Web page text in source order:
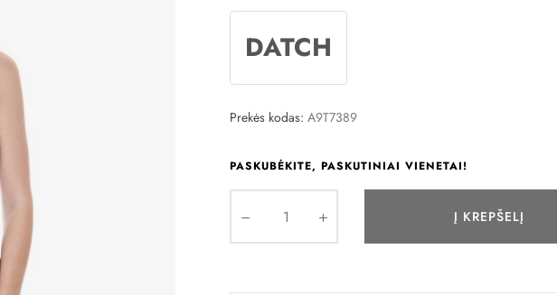
DATCH
Prekės kodas: A9T7389
PASKUBĖKITE, PASKUTINIAI VIENETAI!
Į KREPŠELĮ